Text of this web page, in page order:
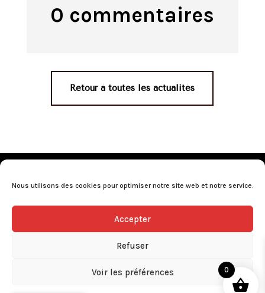
Nous utilisons des cookies pour optimiser notre site web et notre service.
Accepter
Refuser
Voir les préférences
0 commentaires
Retour à toutes les actualités
Conditions générales de vente•Nos revendeurs•
L’abus d’alcool est dangereux pour la santé, consommez avec
0